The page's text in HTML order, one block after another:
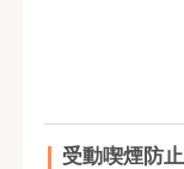
受動喫煙防止